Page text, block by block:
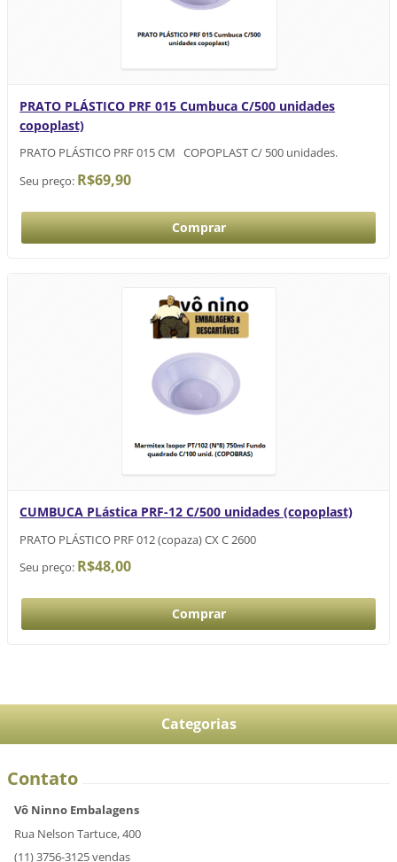
PRATO PLÁSTICO PRF 015 Cumbuca C/500 unidades
copoplast)
PRATO PLÁSTICO PRF 015 CM COPOPLAST C/ 500 unidades.
Seu preço: R$69,90
CUMBUCA PLástica PRF-12 C/500 unidades (copoplast)
PRATO PLÁSTICO PRF 012 (copaza) CX C 2600
Seu preço: R$48,00
Categorias
Contato
Vô Ninno Embalagens
Rua Nelson Tartuce, 400
(11) 3756-3125 vendas